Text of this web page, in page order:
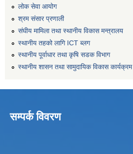
लोक सेवा आयोग
श्रम संसार प्रणाली
संघीय मामिला तथा स्थानीय विकास मन्त्रालय
स्थानीय तहको लागि ICT ब्लग
स्थानीय पूर्वाधार तथा कृषि सडक विभाग
स्थानीय शासन तथा सामुदायिक विकास कार्यक्रम
सम्पर्क विवरण